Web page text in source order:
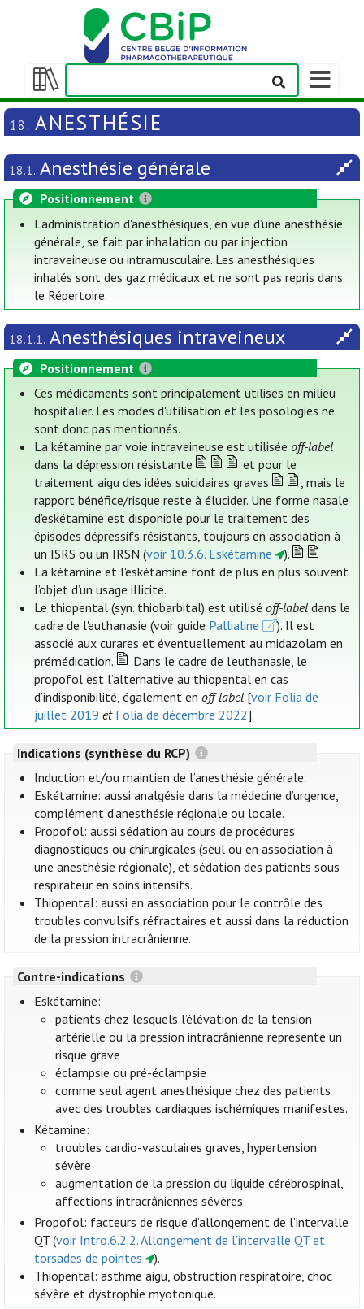
Afficher/masquer
la
table
matières
Afficher/
la
barre
navigation
18. ANESTHÉSIE
18.1. Anesthésie générale
Positionnement
L'administration d'anesthésiques, en vue d’une anesthésie
générale, se fait par inhalation ou par injection
intraveineuse ou intramusculaire. Les anesthésiques
inhalés sont des gaz médicaux et ne sont pas repris dans
le Répertoire.
18.1.1. Anesthésiques intraveineux
Positionnement
Ces médicaments sont principalement utilisés en milieu
hospitalier. Les modes d'utilisation et les posologies ne
sont donc pas mentionnés.
La kétamine par voie intraveineuse est utiliséeoff-label
dans la dépression résistante
et pour le
traitement aigu des idées suicidaires graves
, mais le
rapport bénéfice/risque reste à élucider. Une forme nasale
d'eskétamine est disponible pour le traitement des
épisodes dépressifs résistants, toujours en association à
un ISRS ou un IRSN (voir 10.3.6. Eskétamine
).
La kétamine et l'eskétamine font de plus en plus souvent
l’objet d’un usage illicite.
Le thiopental (syn. thiobarbital) est utiliséoff-label dans le
cadre de l'euthanasie (voir guide Pallialine
). Il est
associé aux curares et éventuellement au midazolam en
prémédication.
Dans le cadre de l’euthanasie, le
propofol est l’alternative au thiopental en cas
d’indisponibilité, également enoff-label [voir Folia de
juillet 2019 et Folia de décembre 2022].
Indications (synthèse du RCP)
Induction et/ou maintien de l’anesthésie générale.
Eskétamine: aussi analgésie dans la médecine d’urgence,
complément d’anesthésie régionale ou locale.
Propofol: aussi sédation au cours de procédures
diagnostiques ou chirurgicales (seul ou en association à
une anesthésie régionale), et sédation des patients sous
respirateur en soins intensifs.
Thiopental: aussi en association pour le contrôle des
troubles convulsifs réfractaires et aussi dans la réduction
de la pression intracrânienne.
Contre-indications
Eskétamine:
patients chez lesquels l’élévation de la tension
artérielle ou la pression intracrânienne représente un
risque grave
éclampsie ou pré-éclampsie
comme seul agent anesthésique chez des patients
avec des troubles cardiaques ischémiques manifestes.
Kétamine:
troubles cardio-vasculaires graves, hypertension
sévère
augmentation de la pression du liquide cérébrospinal,
affections intracrâniennes sévères
Propofol: facteurs de risque d’allongement de l’intervalle
QT (voir Intro.6.2.2. Allongement de l’intervalle QT et
torsades de pointes
).
Thiopental: asthme aigu, obstruction respiratoire, choc
sévère et dystrophie myotonique.